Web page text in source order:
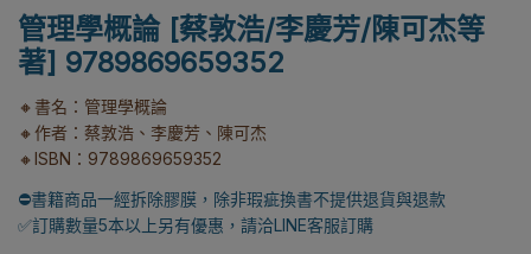
管理學概論 [蔡敦浩/李慶芳/陳可杰等
著] 9789869659352
🔸書名：管理學概論
🔸作者：蔡敦浩、李慶芳、陳可杰
🔸ISBN：9789869659352
⛔書籍商品一經拆除膠膜，除非瑕疵換書不提供退貨與退款
✅訂購數量5本以上另有優惠，請洽LINE客服訂購